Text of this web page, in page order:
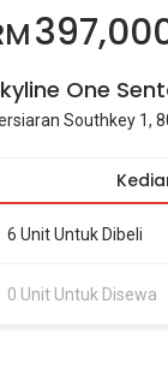
One
Southkey 1,
6 Unit Untuk Dibeli
0 Unit Untuk Disewa